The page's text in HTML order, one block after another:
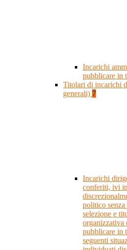
Incarichi
pubblicare in
Titolari di incarichi
generali) 7
Incarichi
conferiti, ivi
politico
selezione e
organizzativa
pubblicare in
seguenti